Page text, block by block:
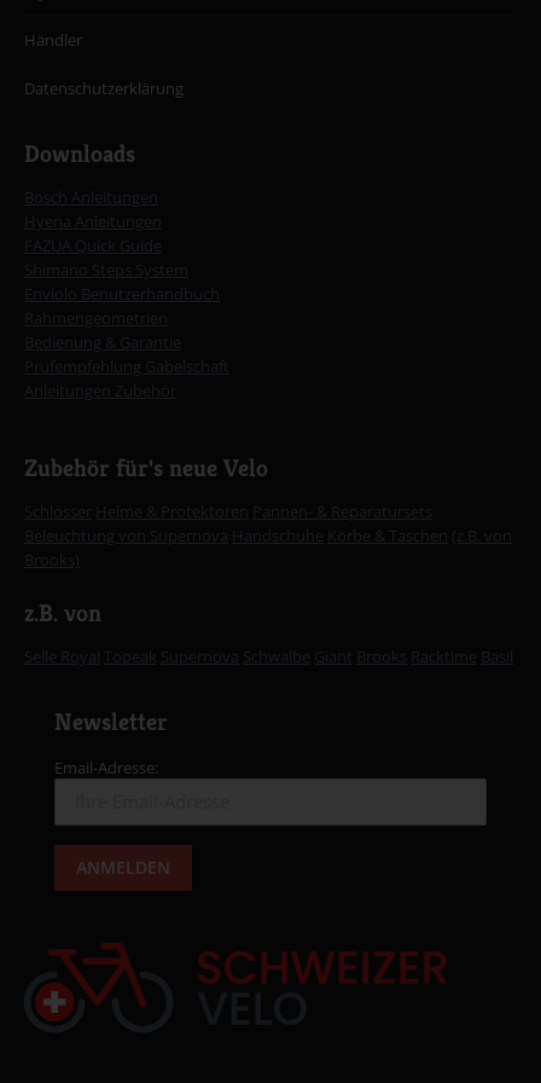
Händler
Datenschutzerklärung
Downloads
Bosch Anleitungen
Hyena Anleitungen
FAZUA Quick Guide
Shimano Steps System
Enviolo Benutzerhandbuch
Rahmengeometrien
Bedienung & Garantie
Prüfempfehlung Gabelschaft
Anleitungen Zubehör
Zubehör für's neue Velo
Schlösser Helme & Protektoren
Pannen- & Reparatursets
Beleuchtung von Supernova
Körbe & Taschen
(z.B. von
Brooks)
z.B. von
Selle Royal Topeak Supernova Schwalbe Brooks
Newsletter
Email-Adresse: